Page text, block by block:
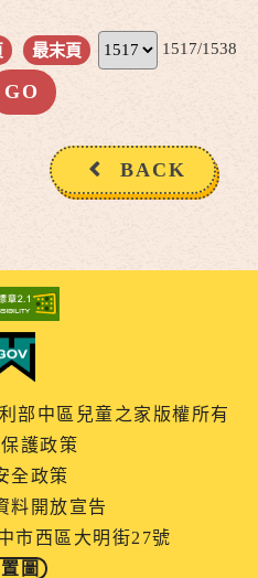
最末頁 1517/1538
BACK
部中區兒童之家版權所有
護政策
全政策
料開放宣告
市西區大明街27號
圖